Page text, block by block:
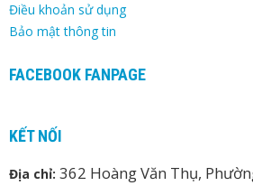
Điều khoản sử dụng
Bảo mật thông tin
FACEBOOK FANPAGE
KẾT NỐI
Địa chỉ: 362 Hoàng Văn Thụ,